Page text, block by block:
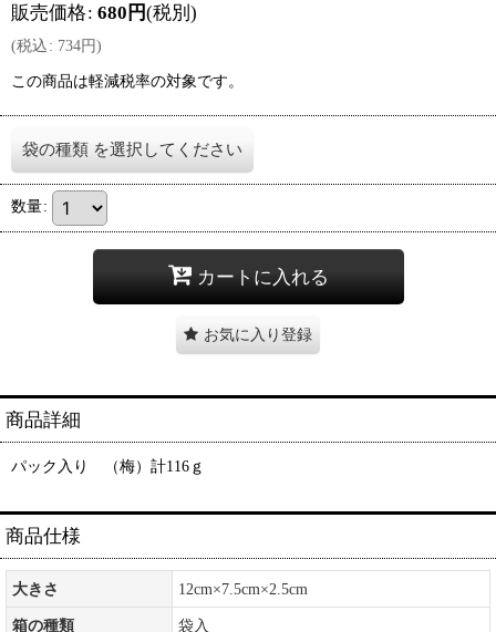
販売価格: 680 円(税別)
(税込: 734円)
この商品は軽減税率の対象です。
袋の種類 を選択してください
数量:
カートに入れる
お気に入り登録
商品詳細
パック入り （梅）計116ｇ
商品仕様
大きさ 12cm×7.5cm×2.5cm
箱の種類 袋入